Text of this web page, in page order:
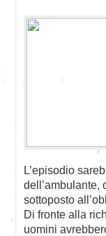
L’episodio
dell’ambulante,
sottoposto
Di fronte alla
uomini